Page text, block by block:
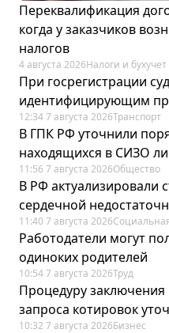
Переквалификация
когда у заказчиков
налогов
4 августа 2026Налоги и бухучет
При госрегистрации
идентифицирующим
12:34 7 августа 2026Транспорт
В ГПК РФ уточнили
находящихся в СИЗО
11:56 7 августа 2026Общество
В РФ актуализировали
сердечной
11:40 7 августа 2026
Работодатели могут
одиноких родителей
10:54 7 августа 2026Труд
Процедуру заключения
запроса котировок
10:32 7 августа 2026Бизнес